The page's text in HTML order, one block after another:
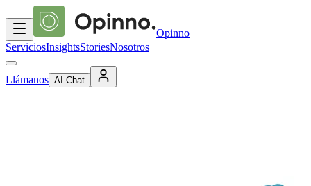
Opinno
ServiciosInsightsStoriesNosotros
Llámanos AI Chat